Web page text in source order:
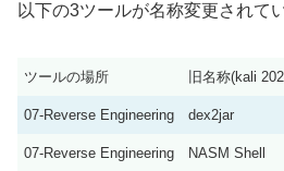
以下の3ツールが名称変更されて
ツールの場所 旧名称(kali
07-Reverse Engineering dex2jar
07-Reverse Engineering NASM Shell